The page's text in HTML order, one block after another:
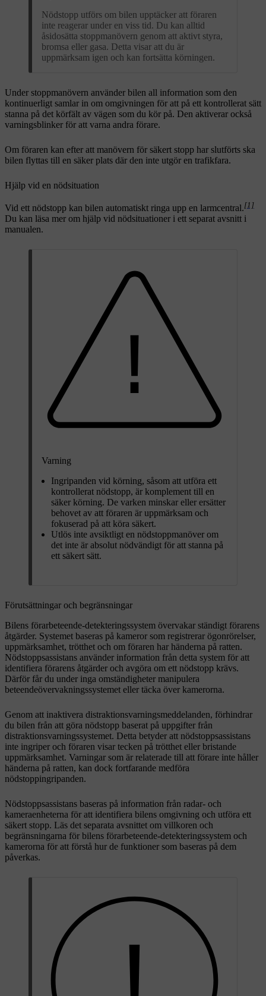
Nödstopp utförs om bilen upptäcker att föraren
inte reagerar under en viss tid. Du kan alltid
åsidosätta stoppmanövern genom att aktivt styra,
bromsa eller gasa. Detta visar att du är
uppmärksam igen och kan fortsätta körningen.
Under stoppmanövern använder bilen all information som den
kontinuerligt samlar in om omgivningen för att på ett kontrollerat sätt
stanna på det körfält av vägen som du kör på. Den aktiverar också
varningsblinker för att varna andra förare.
Om föraren kan efter att manövern för säkert stopp har slutförts ska
bilen flyttas till en säker plats där den inte utgör en trafikfara.
Hjälp vid en nödsituation
Vid ett nödstopp kan bilen automatiskt ringa upp en larmcentral.[1]
Du kan läsa mer om hjälp vid nödsituationer i ett separat avsnitt i
manualen.
Varning
Ingripanden vid körning, såsom att utföra ett
kontrollerat nödstopp, är komplement till en
säker körning. De varken minskar eller ersätter
behovet av att föraren är uppmärksam och
fokuserad på att köra säkert.
Utlös inte avsiktligt en nödstoppmanöver om
det inte är absolut nödvändigt för att stanna på
ett säkert sätt.
Förutsättningar och begränsningar
Bilens förarbeteende-detekteringssystem övervakar ständigt förarens
åtgärder. Systemet baseras på kameror som registrerar ögonrörelser,
uppmärksamhet, trötthet och om föraren har händerna på ratten.
Nödstoppsassistans använder information från detta system för att
identifiera förarens åtgärder och avgöra om ett nödstopp krävs.
Därför får du under inga omständigheter manipulera
beteendeövervakningssystemet eller täcka över kamerorna.
Genom att inaktivera distraktionsvarningsmeddelanden, förhindrar
du bilen från att göra nödstopp baserat på uppgifter från
distraktionsvarningssystemet. Detta betyder att nödstoppsassistans
inte ingriper och föraren visar tecken på trötthet eller bristande
uppmärksamhet. Varningar som är relaterade till att förare inte håller
händerna på ratten, kan dock fortfarande medföra
nödstoppingripanden.
Nödstoppsassistans baseras på information från radar- och
kameraenheterna för att identifiera bilens omgivning och utföra ett
säkert stopp. Läs det separata avsnittet om villkoren och
begränsningarna för bilens förarbeteende-detekteringssystem och
kamerorna för att förstå hur de funktioner som baseras på dem
påverkas.